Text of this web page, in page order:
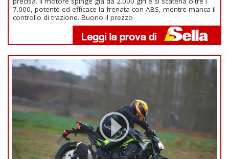
7.000, potente ed efficace la frenata con ABS, mentre manca il
controllo di trazione. Buono il prezzo